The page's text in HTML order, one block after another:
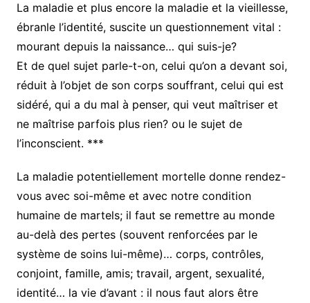
La maladie et plus encore la maladie et la vieillesse,
ébranle l’identité, suscite un questionnement vital :
mourant depuis la naissance… qui suis-je?
Et de quel sujet parle-t-on, celui qu’on a devant soi,
réduit à l’objet de son corps souffrant, celui qui est
sidéré, qui a du mal à penser, qui veut maîtriser et
ne maîtrise parfois plus rien? ou le sujet de
l’inconscient. ***
La maladie potentiellement mortelle donne rendez-
vous avec soi-même et avec notre condition
humaine de martels; il faut se remettre au monde
au-delà des pertes (souvent renforcées par le
système de soins lui-même)… corps, contrôles,
conjoint, famille, amis; travail, argent, sexualité,
identité… la vie d’avant : il nous faut alors être